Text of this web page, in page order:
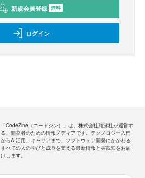
新規会員登録 無料
ログイン
「CodeZine（コードジン）」は、株式会社翔泳社が運営す
る、開発者のための情報メディアです。テクノロジー入門
からAI活用、キャリアまで、ソフトウェア開発にかかわる
すべての人の学びと成長を支える最新情報と実践知をお届
けします。